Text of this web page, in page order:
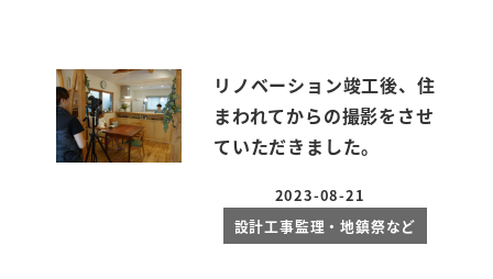
リノベーション竣工後、住
まわれてからの撮影をさせ
ていただきました。
投稿日
2023-08-21
設計工事監理・地鎮祭など